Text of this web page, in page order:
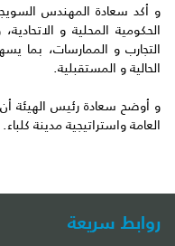
و أكد سعادة المهندس
الحكومية المحلية و
التجارب و الممارسات، بما
الحالية و المستقبلية.
و أوضح سعادة رئيس الهيئة أن
العامة واستراتيجية مدينة كلباء.
روابط سريعة